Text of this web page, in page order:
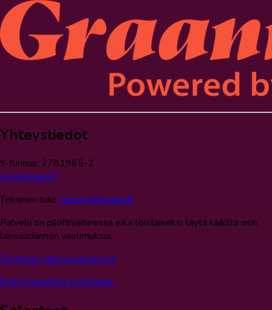
Yhteystiedot
Y-tunnus: 2781965-2
www.graani.fi
Tekninen tuki: support@graani.fi
Palvelu on pilottivaiheessa eikä toistaiseksi täytä kaikilta osin
lainsäädännön vaatimuksia.
Tuottajan tietosuojaseloste
Etämyyntiehdot kuluttajille